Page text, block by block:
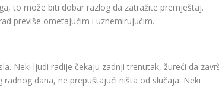
to može biti dobar razlog da zatražite premještaj.
previše ometajućim i uznemirujućim.
Neki ljudi radije čekaju zadnji trenutak, žureći da
dana, ne prepuštajući ništa od slučaja. Neki